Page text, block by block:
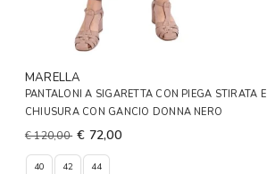
MARELLA
PANTALONI A SIGARETTA CON PIEGA STIRATA E
CHIUSURA CON GANCIO DONNA NERO
€ 120,00 € 72,00
40 42 44